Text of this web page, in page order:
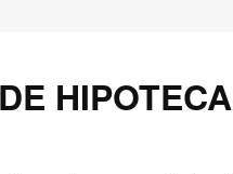
HIPOTECA